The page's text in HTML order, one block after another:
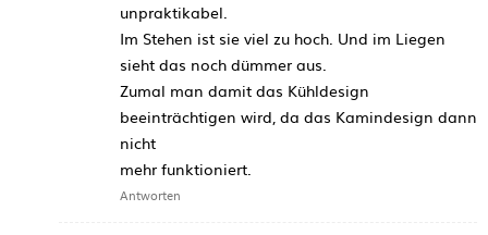
unpraktikabel.
Im Stehen ist sie viel zu hoch. Und im Liegen
sieht das noch dümmer aus.
Zumal man damit das Kühldesign
beeinträchtigen wird, da das Kamindesign dann
nicht
mehr funktioniert.
Antworten